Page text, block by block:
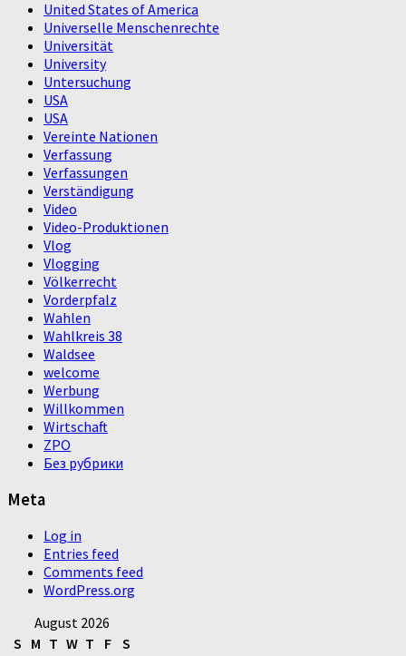
United States of America
Universelle Menschenrechte
Universität
University
Untersuchung
USA
USA
Vereinte Nationen
Verfassung
Verfassungen
Verständigung
Video
Video-Produktionen
Vlog
Vlogging
Völkerrecht
Vorderpfalz
Wahlen
Wahlkreis 38
Waldsee
welcome
Werbung
Willkommen
Wirtschaft
ZPO
Без рубрики
Meta
Log in
Entries feed
Comments feed
WordPress.org
August 2026
S M T W T F S